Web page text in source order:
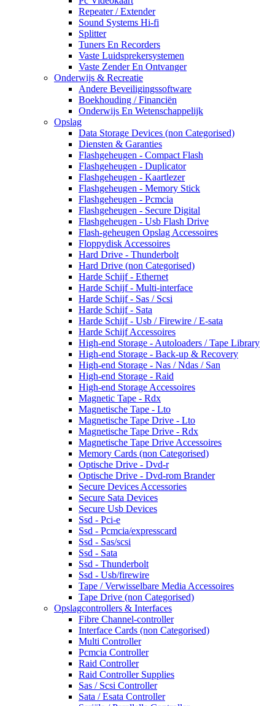
Repeater / Extender
Sound Systems Hi-fi
Splitter
Tuners En Recorders
Vaste Luidsprekersystemen
Vaste Zender En Ontvanger
Onderwijs & Recreatie
Andere Beveiligingssoftware
Boekhouding / Financiën
Onderwijs En Wetenschappelijk
Opslag
Data Storage Devices (non Categorised)
Diensten & Garanties
Flashgeheugen - Compact Flash
Flashgeheugen - Duplicator
Flashgeheugen - Kaartlezer
Flashgeheugen - Memory Stick
Flashgeheugen - Pcmcia
Flashgeheugen - Secure Digital
Flashgeheugen - Usb Flash Drive
Flash-geheugen Opslag Accessoires
Floppydisk Accessoires
Hard Drive - Thunderbolt
Hard Drive (non Categorised)
Harde Schijf - Ethernet
Harde Schijf - Multi-interface
Harde Schijf - Sas / Scsi
Harde Schijf - Sata
Harde Schijf - Usb / Firewire / E-sata
Harde Schijf Accessoires
High-end Storage - Autoloaders / Tape Library
High-end Storage - Back-up & Recovery
High-end Storage - Nas / Ndas / San
High-end Storage - Raid
High-end Storage Accessoires
Magnetic Tape - Rdx
Magnetische Tape - Lto
Magnetische Tape Drive - Lto
Magnetische Tape Drive - Rdx
Magnetische Tape Drive Accessoires
Memory Cards (non Categorised)
Optische Drive - Dvd-r
Optische Drive - Dvd-rom Brander
Secure Devices Accessories
Secure Sata Devices
Secure Usb Devices
Ssd - Pci-e
Ssd - Pcmcia/expresscard
Ssd - Sas/scsi
Ssd - Sata
Ssd - Thunderbolt
Ssd - Usb/firewire
Tape / Verwisselbare Media Accessoires
Tape Drive (non Categorised)
Opslagcontrollers & Interfaces
Fibre Channel-controller
Interface Cards (non Categorised)
Multi Controller
Pcmcia Controller
Raid Controller
Raid Controller Supplies
Sas / Scsi Controller
Sata / Esata Controller